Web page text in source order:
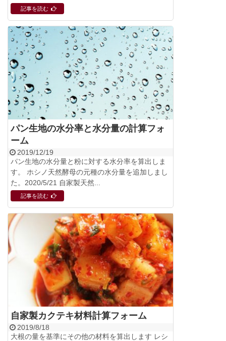
記事を読む
パン生地の水分率と水分量の計算フォ
ーム
2019/12/19
パン生地の水分量と粉に対する水分率を算出しま
す。 ホシノ天然酵母の元種の水分量を追加しまし
た。2020/5/21 自家製天然...
記事を読む
自家製カクテキ材料計算フォーム
2019/8/18
大根の量を基準にその他の材料を算出します レシ